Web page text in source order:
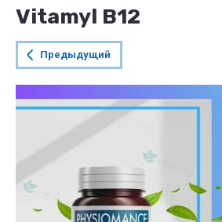
Vitamyl B12
Предыдущий